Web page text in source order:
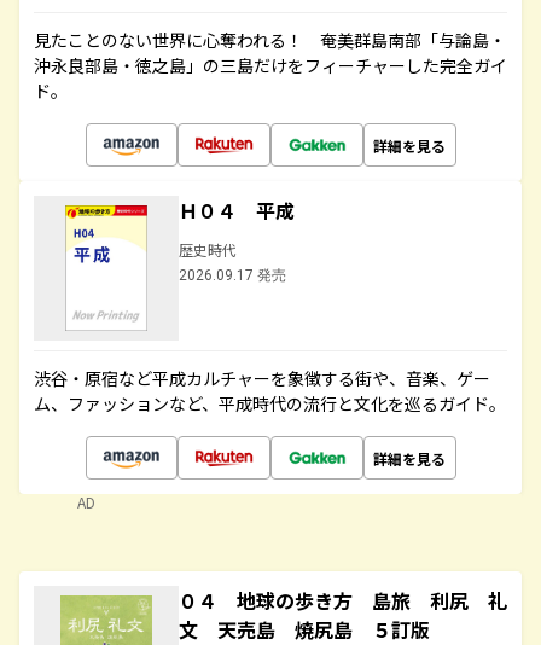
見たことのない世界に心奪われる！ 奄美群島南部「与論島・
沖永良部島・徳之島」の三島だけをフィーチャーした完全ガイ
ド。
詳細を見る
Ｈ０４ 平成
歴史時代
2026.09.17 発売
渋谷・原宿など平成カルチャーを象徴する街や、音楽、ゲー
ム、ファッションなど、平成時代の流行と文化を巡るガイド。
詳細を見る
AD
０４ 地球の歩き方 島旅 利尻 礼
文 天売島 焼尻島 ５訂版